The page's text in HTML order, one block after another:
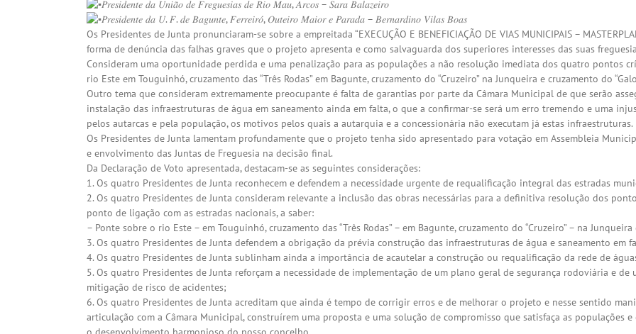
𝑃𝑟𝑒𝑠𝑖𝑑𝑒𝑛𝑡𝑒 𝑑𝑎 𝑈𝑛𝑖𝑎̃𝑜 𝑑𝑒 𝐹𝑟𝑒𝑔𝑢𝑒𝑠𝑖𝑎𝑠 𝑑𝑒 𝑅𝑖𝑜 𝑀𝑎𝑢, 𝐴𝑟𝑐𝑜𝑠 – 𝑆𝑎𝑟𝑎 𝐵𝑎𝑙𝑎𝑧𝑒𝑖𝑟𝑜
𝑃𝑟𝑒𝑠𝑖𝑑𝑒𝑛𝑡𝑒 𝑑𝑎 𝑈. 𝐹. 𝑑𝑒 𝐵𝑎𝑔𝑢𝑛𝑡𝑒, 𝐹𝑒𝑟𝑟𝑒𝑖𝑟𝑜́, 𝑂𝑢𝑡𝑒𝑖𝑟𝑜 𝑀𝑎𝑖𝑜𝑟 𝑒 𝑃𝑎𝑟𝑎𝑑𝑎 – 𝐵𝑒𝑟𝑛𝑎𝑟𝑑𝑖𝑛𝑜 𝑉𝑖𝑙𝑎𝑠 𝐵𝑜𝑎𝑠
Os Presidentes de Junta pronunciaram-se sobre a empreitada “EXECUÇÃO E BENEFICIAÇÃO DE VIAS MUNICIPAIS –
forma de denúncia das falhas graves que o projeto apresenta e como salvaguarda dos superiores interesses das suas
Consideram uma oportunidade perdida e uma penalização para as populações a não resolução imediata dos quatro pontos
rio Este em Touguinhó, cruzamento das “Três Rodas” em Bagunte, cruzamento do “Cruzeiro” na Junqueira e cruzamento do
Outro tema que consideram extremamente preocupante é falta de garantias por parte da Câmara Municipal de que serão
instalação das infraestruturas de água em saneamento ainda em falta, o que a confirmar-se será um erro tremendo e uma
pelos autarcas e pela população, os motivos pelos quais a autarquia e a concessionária não executam já estas infraestruturas.
Os Presidentes de Junta lamentam profundamente que o projeto tenha sido apresentado para votação em Assembleia
e envolvimento das Juntas de Freguesia na decisão final.
Da Declaração de Voto apresentada, destacam-se as seguintes considerações:
1. Os quatro Presidentes de Junta reconhecem e defendem a necessidade urgente de requalificação integral das estradas
2. Os quatro Presidentes de Junta consideram relevante a inclusão das obras necessárias para a definitiva resolução dos
ponto de ligação com as estradas nacionais, a saber:
– Ponte sobre o rio Este – em Touguinhó, cruzamento das “Três Rodas” – em Bagunte, cruzamento do “Cruzeiro” – na
3. Os quatro Presidentes de Junta defendem a obrigação da prévia construção das infraestruturas de água e saneamento em
4. Os quatro Presidentes de Junta sublinham ainda a importância de acautelar a construção ou requalificação da rede de
5. Os quatro Presidentes de Junta reforçam a necessidade de implementação de um plano geral de segurança rodoviária e de
mitigação de risco de acidentes;
6. Os quatro Presidentes de Junta acreditam que ainda é tempo de corrigir erros e de melhorar o projeto e nesse sentido
articulação com a Câmara Municipal, construírem uma proposta e uma solução de compromisso que satisfaça as populações